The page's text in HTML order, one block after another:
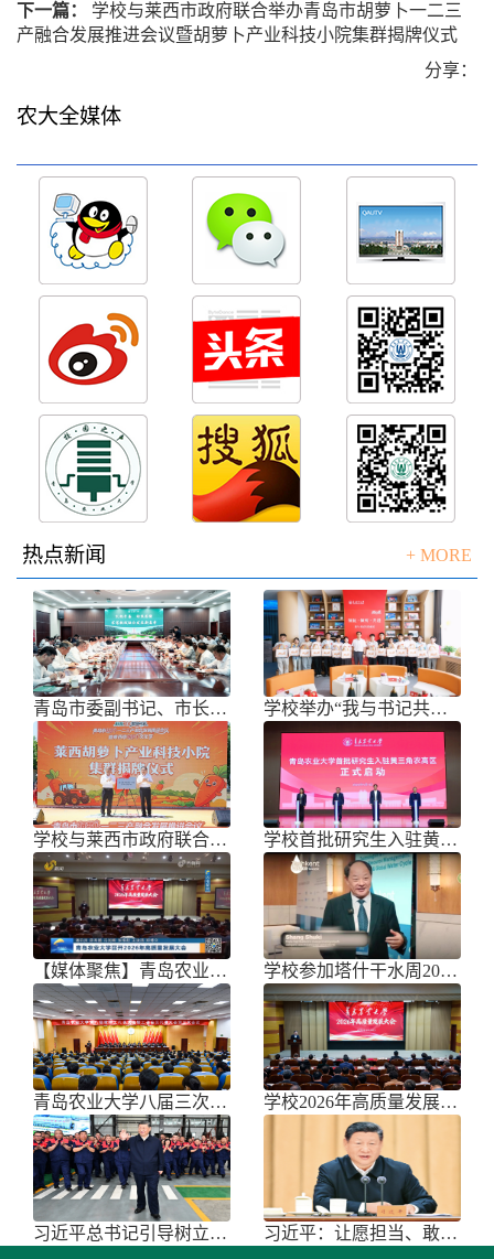
下一篇：
学校与莱西市政府联合举办青岛市胡萝卜一二三
产融合发展推进会议暨胡萝卜产业科技小院集群揭牌仪式
分享：
农大全媒体
热点新闻 + MORE
青岛市委副书记、市长任刚来校调研 学校举办“我与书记共话成长”师生面
学校与莱西市政府联合举办青岛市胡萝 学校首批研究生入驻黄三角农高区
【媒体聚焦】青岛农业大学召开202 学校参加塔什干水周2026国际论坛
青岛农业大学八届三次双代会胜利召开 学校2026年高质量发展大会召开
习近平总书记引导树立和践行正确政绩 习近平：让愿担当、敢担当、善担当蔚